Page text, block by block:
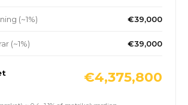
(~1%) €39,000
(~1%) €39,000
€4,375,800